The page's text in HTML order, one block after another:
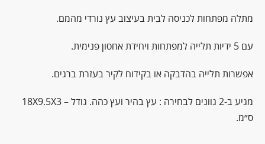
מתלה מפתחות לכניסה לבית בעיצוב עץ נורדי מהמם.
עם 5 ידיות תלייה למפתחות ויחידת אחסון פנימית.
אפשרות תלייה בהדבקה או בקידוח לקיר בעזרת ברגים.
מגיע ב-2 גוונים לבחירה : עץ בהיר ועץ כהה. גודל – 18X9.5X3
ס״מ.